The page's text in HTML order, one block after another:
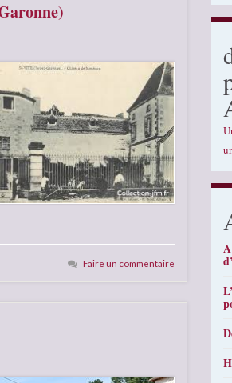
Faire un commentaire